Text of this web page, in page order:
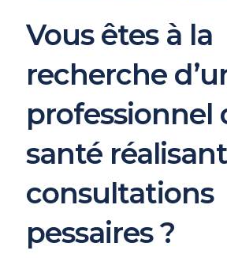
Vous êtes à la
recherche
professionnel
santé
consultations
pessaires ?